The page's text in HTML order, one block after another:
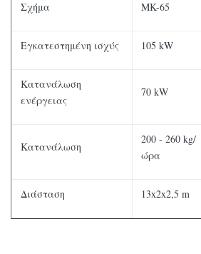
Σχήμα MK-65
Εγκατεστημένη ισχύς 105 kW
Κατανάλωση
ενέργειας
70 kW
Κατανάλωση
200 - 260 kg/
ώρα
Διάσταση 13x2x2,5 m